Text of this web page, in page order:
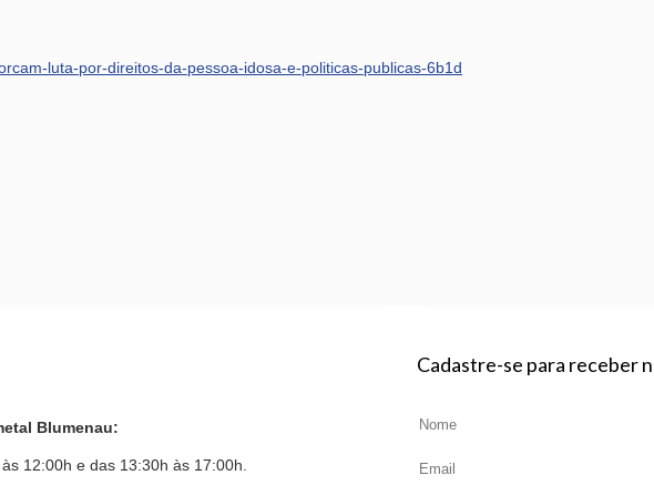
luta-por-direitos-da-pessoa-idosa-e-politicas-publicas-6b1d
Blumenau:
12:00h e das 13:30h às 17:00h.
Cadastre-se para receber